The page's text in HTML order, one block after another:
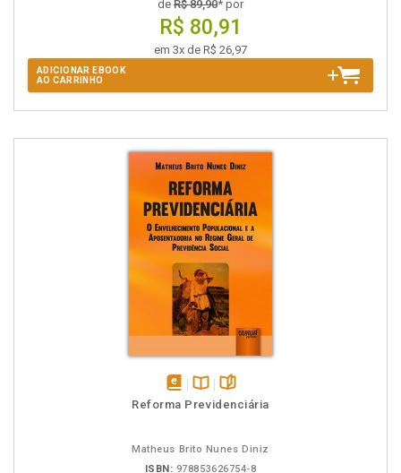
de R$ 89,90* por
R$ 80,91
em 3x de R$ 26,97
ADICIONAR EBOOK
AO CARRINHO
disponível
Disponível
páginas
Reforma Previdenciária
Matheus Brito Nunes Diniz
ISBN: 978853626754-8